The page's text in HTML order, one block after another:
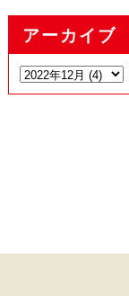
アーカイブ